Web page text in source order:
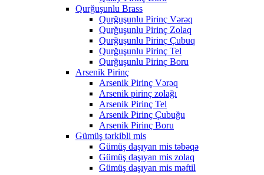
Qurğuşunlu Brass
Qurğuşunlu Pirinç Vərəq
Qurğuşunlu Pirinç Zolaq
Qurğuşunlu Pirinç Çubuq
Qurğuşunlu Pirinç Tel
Qurğuşunlu Pirinç Boru
Arsenik Pirinç
Arsenik Pirinç Vərəq
Arsenik pirinç zolağı
Arsenik Pirinç Tel
Arsenik Pirinç Çubuğu
Arsenik Pirinç Boru
Gümüş tərkibli mis
Gümüş daşıyan mis təbəqə
Gümüş daşıyan mis zolaq
Gümüş daşıyan mis məftil